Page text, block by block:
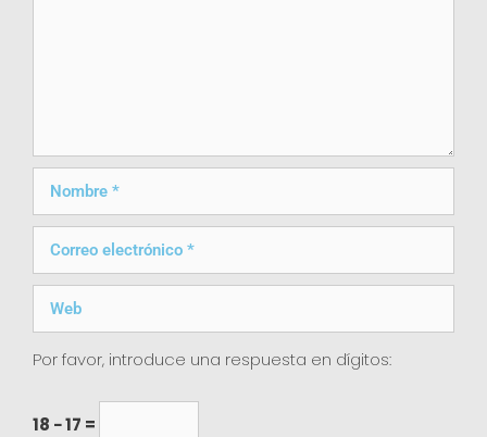
Por favor, introduce una respuesta en dígitos:
18 − 17 =